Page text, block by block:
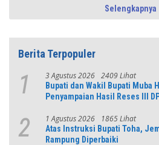
Selengkapnya
Berita Terpopuler
1 3 Agustus 2026 2409 Lihat
Bupati dan Wakil Bupati Muba
Penyampaian Hasil Reses III
2 1 Agustus 2026 1865 Lihat
Atas Instruksi Bupati Toha,
Rampung Diperbaiki